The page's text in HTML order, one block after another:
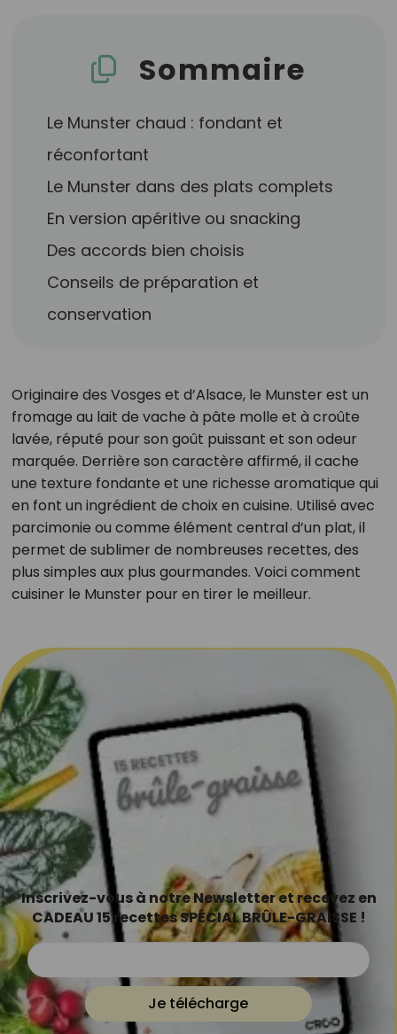
Sommaire
Le Munster chaud : fondant et
réconfortant
Le Munster dans des plats complets
En version apéritive ou snacking
Des accords bien choisis
Conseils de préparation et
conservation
Originaire des Vosges et d’Alsace, le Munster est un
fromage au lait de vache à pâte molle et à croûte
lavée, réputé pour son goût puissant et son odeur
marquée. Derrière son caractère affirmé, il cache
une texture fondante et une richesse aromatique qui
en font un ingrédient de choix en cuisine. Utilisé avec
parcimonie ou comme élément central d’un plat, il
permet de sublimer de nombreuses recettes, des
plus simples aux plus gourmandes. Voici comment
cuisiner le Munster pour en tirer le meilleur.
Inscrivez-vous à notre Newsletter et recevez en
CADEAU 15 recettes SPÉCIAL BRÛLE-GRAISSE !
Je télécharge